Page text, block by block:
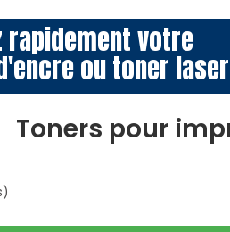
rapidement votre
ou toner laser
Toners pour